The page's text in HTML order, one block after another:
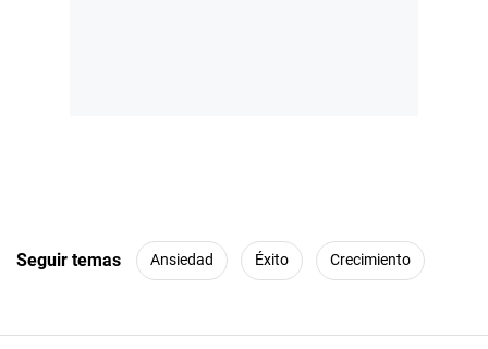
Seguir temas Ansiedad Éxito Crecimiento